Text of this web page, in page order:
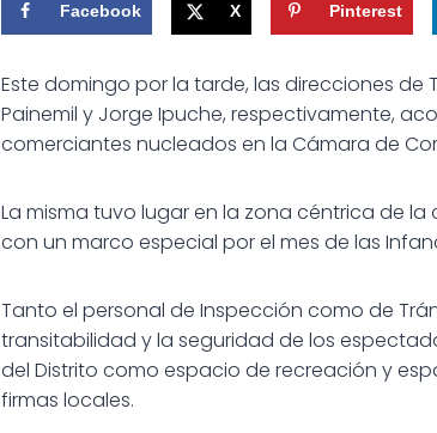
Facebook X Pinterest
Este domingo por la tarde, las direcciones de
Painemil y Jorge Ipuche, respectivamente,
comerciantes nucleados en la Cámara de
La misma tuvo lugar en la zona céntrica de
con un marco especial por el mes de las
Tanto el personal de Inspección como de
transitabilidad y la seguridad de los
del Distrito como espacio de recreación y
firmas locales.